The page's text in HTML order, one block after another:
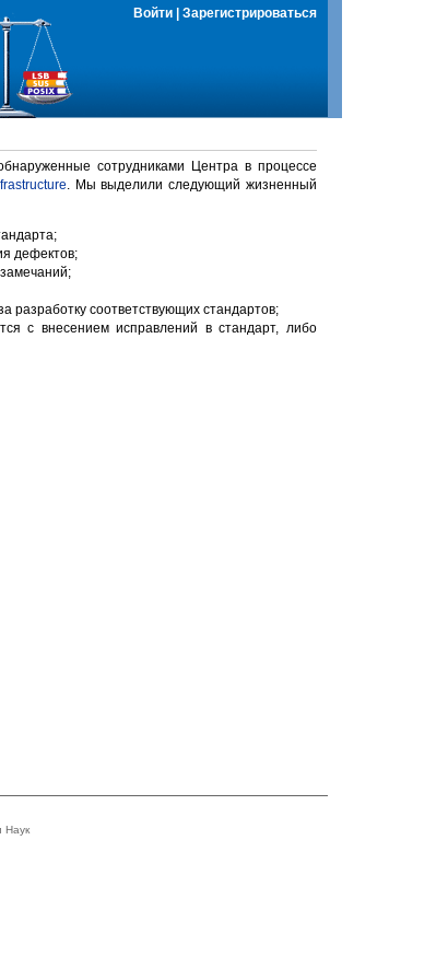
Войти Зарегистрироваться
сотрудниками Центра в процессе
. Мы выделили следующий жизненный
дефектов;
разработку соответствующих стандартов;
с внесением исправлений в стандарт, либо
Наук